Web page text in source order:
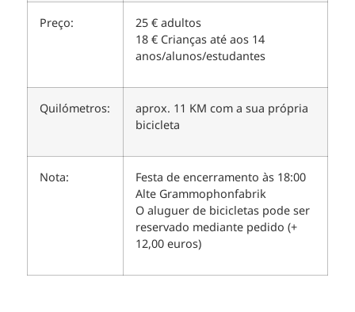
Preço:
25 € adultos
18 € Crianças até aos 14
anos/alunos/estudantes
Quilómetros:
aprox. 11 KM com a sua própria
bicicleta
Nota:
Festa de encerramento às 18:00
Alte Grammophonfabrik
O aluguer de bicicletas pode ser
reservado mediante pedido (+
12,00 euros)